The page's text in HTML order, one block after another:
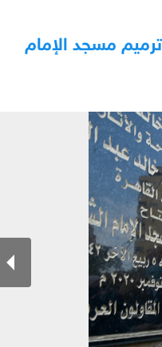
ترميم مسجد الإمام